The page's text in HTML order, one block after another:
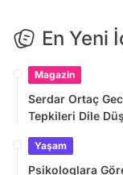
En Yeni
Magazin
Serdar Ortaç
Tepkileri Dile
Yaşam
Psikologlara